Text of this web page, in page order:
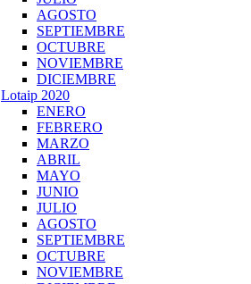
AGOSTO
SEPTIEMBRE
OCTUBRE
NOVIEMBRE
DICIEMBRE
Lotaip 2020
ENERO
FEBRERO
MARZO
ABRIL
MAYO
JUNIO
JULIO
AGOSTO
SEPTIEMBRE
OCTUBRE
NOVIEMBRE